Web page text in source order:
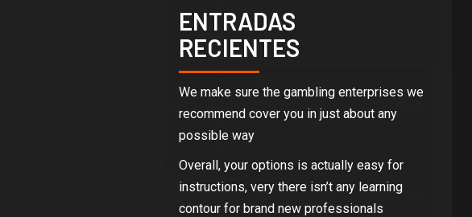
ENTRADAS
RECIENTES
We make sure the gambling enterprises we
recommend cover you in just about any
possible way
Overall, your options is actually easy for
instructions, very there isn’t any learning
contour for brand new professionals